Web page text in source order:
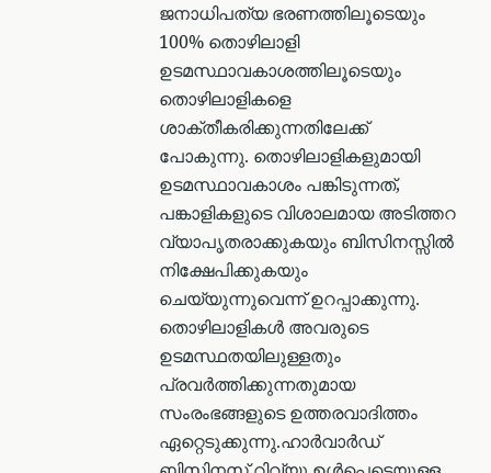
ജനാധിപത്യ ഭരണത്തിലൂടെയും
100% തൊഴിലാളി
ഉടമസ്ഥാവകാശത്തിലൂടെയും
തൊഴിലാളികളെ
ശാക്തീകരിക്കുന്നതിലേക്ക്
പോകുന്നു. തൊഴിലാളികളുമായി
ഉടമസ്ഥാവകാശം പങ്കിടുന്നത്,
പങ്കാളികളുടെ വിശാലമായ അടിത്തറ
വ്യാപൃതരാക്കുകയും ബിസിനസ്സിൽ
നിക്ഷേപിക്കുകയും
ചെയ്യുന്നുവെന്ന് ഉറപ്പാക്കുന്നു.
തൊഴിലാളികൾ അവരുടെ
ഉടമസ്ഥതയിലുള്ളതും
പ്രവർത്തിക്കുന്നതുമായ
സംരംഭങ്ങളുടെ ഉത്തരവാദിത്തം
ഏറ്റെടുക്കുന്നു.ഹാർവാർഡ്